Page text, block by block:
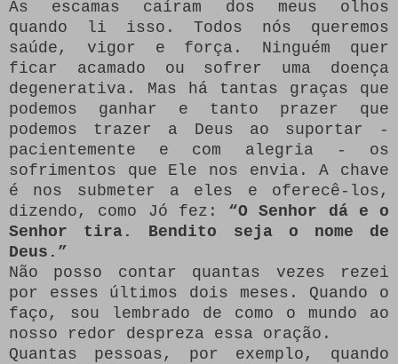
As escamas caíram dos meus olhos
quando li isso.
Todos nós queremos
saúde, vigor e força.
Ninguém quer
ficar acamado ou sofrer uma doença
degenerativa.
Mas há tantas graças que
podemos ganhar e tanto prazer que
podemos trazer a Deus ao suportar -
pacientemente e com alegria - os
sofrimentos que Ele nos envia.
A chave
é nos submeter a eles e oferecê-los,
dizendo, como Jó fez: “O Senhor dá e o
Senhor tira.
Bendito seja o nome de
Deus.”
Não posso contar quantas vezes rezei
por esses últimos dois meses.
Quando o
faço, sou lembrado de como o mundo ao
nosso redor despreza essa oração.
Quantas pessoas, por exemplo, quando